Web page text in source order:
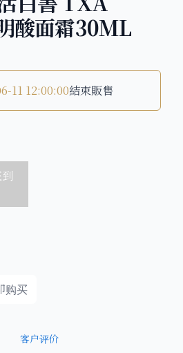
酸面霜30ML
11 12:00:00結束販售
购买
客户评价